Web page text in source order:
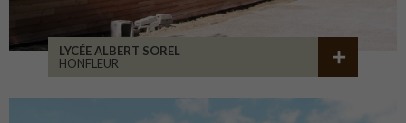
LYCÉE ALBERT SOREL
HONFLEUR